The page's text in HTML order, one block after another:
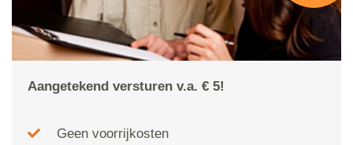
Aangetekend versturen v.a. € 5!
Geen voorrijkosten